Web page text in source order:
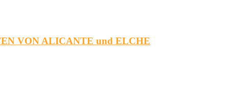
VON ALICANTE und ELCHE